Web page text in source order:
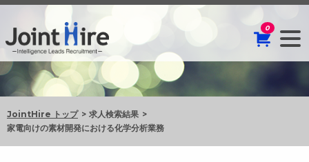
0
JointHire トップ
求人検索結果
家電向けの素材開発における化学分析業務